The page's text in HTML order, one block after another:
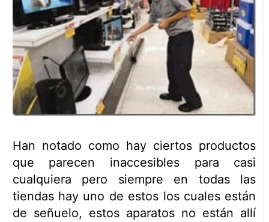
Han notado como hay ciertos productos
que parecen inaccesibles para casi
cualquiera pero siempre en todas las
tiendas hay uno de estos los cuales están
de señuelo, estos aparatos no están allí